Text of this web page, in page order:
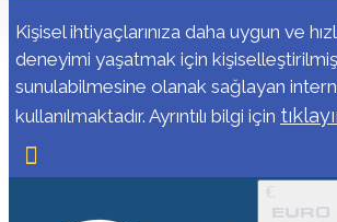
Kişisel ihtiyaçlarınıza daha uygun ve
deneyimi yaşatmak için
sunulabilmesine olanak sağlayan
kullanılmaktadır. Ayrıntılı bilgi için
€
EURO